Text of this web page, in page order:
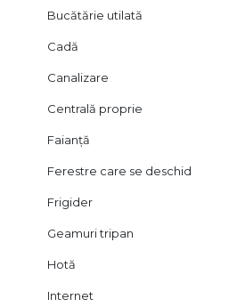
Bucătărie utilată
Cadă
Canalizare
Centrală proprie
Faianță
Ferestre care se deschid
Frigider
Geamuri tripan
Hotă
Internet